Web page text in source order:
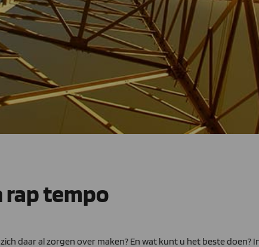
rap tempo
daar al zorgen over maken? En wat kunt u het beste doen?